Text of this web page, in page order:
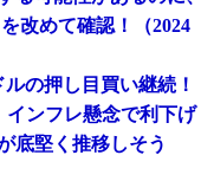
改めて確認！（2024
の押し目買い継続！
インフレ懸念で利下げ
底堅く推移しそう